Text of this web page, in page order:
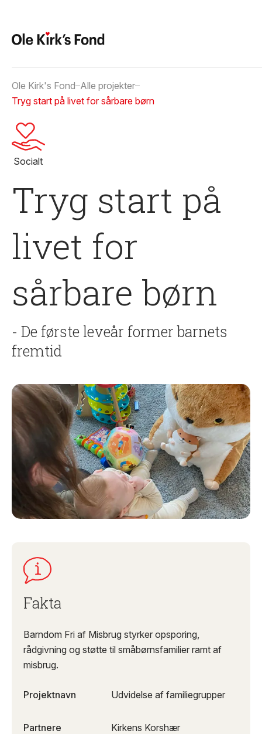
Ole Kirk's Fond Alle projekter
Tryg start på livet for sårbare børn
Socialt
Tryg start på
livet for
sårbare børn
- De første leveår former barnets
fremtid
Fakta
Barndom Fri af Misbrug styrker opsporing,
rådgivning og støtte til småbørnsfamilier ramt af
misbrug.
Projektnavn Udvidelse af familiegrupper
Partnere Kirkens Korshær